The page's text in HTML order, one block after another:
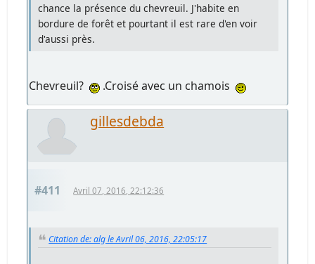
chance la présence du chevreuil. J'habite en
bordure de forêt et pourtant il est rare d'en voir
d'aussi près.
Chevreuil? .Croisé avec un chamois
gillesdebda
#411 Avril 07, 2016, 22:12:36
Citation de: alg le Avril 06, 2016, 22:05:17